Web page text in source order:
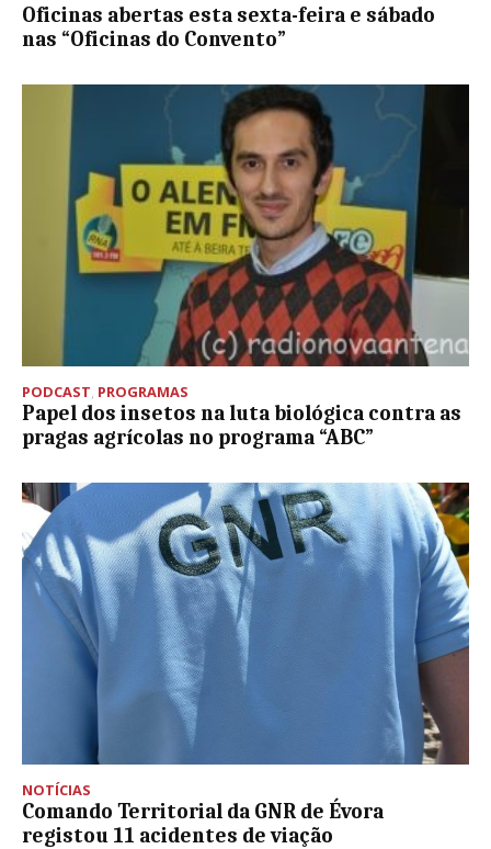
Oficinas abertas esta sexta-feira e sábado
nas “Oficinas do Convento”
PODCAST, PROGRAMAS
Papel dos insetos na luta biológica contra as
pragas agrícolas no programa “ABC”
NOTÍCIAS
Comando Territorial da GNR de Évora
registou 11 acidentes de viação